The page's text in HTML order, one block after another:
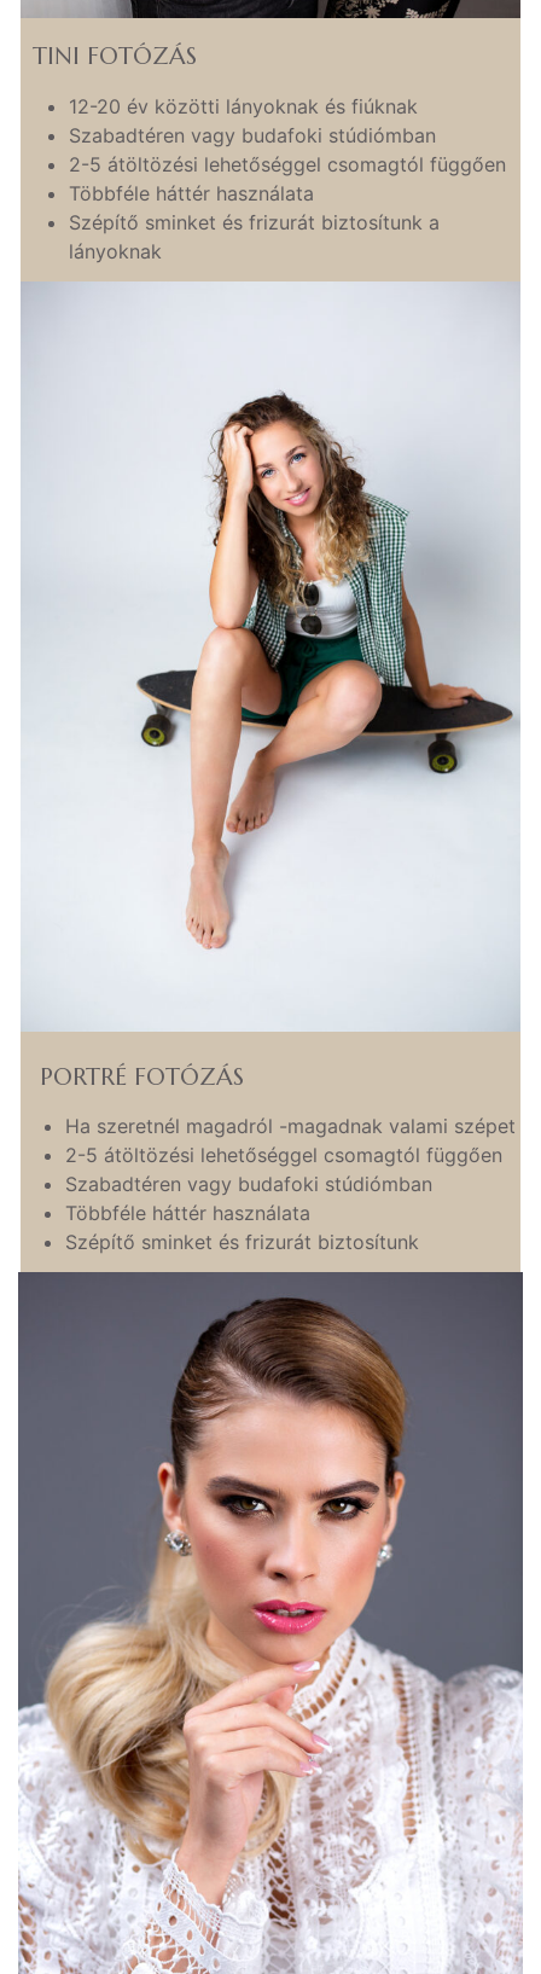
TINI FOTÓZÁS
12-20 év közötti lányoknak és fiúknak
Szabadtéren vagy budafoki stúdiómban
2-5 átöltözési lehetőséggel csomagtól függően
Többféle háttér használata
Szépítő sminket és frizurát biztosítunk a
lányoknak
PORTRÉ FOTÓZÁS
Ha szeretnél magadról -magadnak valami szépet
2-5 átöltözési lehetőséggel csomagtól függően
Szabadtéren vagy budafoki stúdiómban
Többféle háttér használata
Szépítő sminket és frizurát biztosítunk